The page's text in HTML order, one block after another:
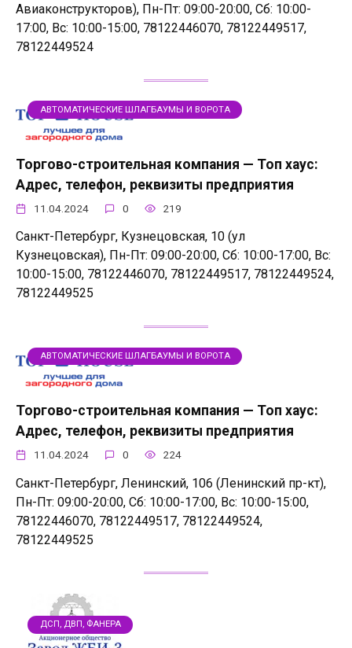
Авиаконструкторов), Пн-Пт: 09:00-20:00, Сб: 10:00-
17:00, Вс: 10:00-15:00, 78122446070, 78122449517,
78122449524
АВТОМАТИЧЕСКИЕ ШЛАГБАУМЫ И ВОРОТА
Торгово-строительная компания — Топ хаус:
Адрес, телефон, реквизиты предприятия
11.04.2024 0 219
Санкт-Петербург, Кузнецовская, 10 (ул
Кузнецовская), Пн-Пт: 09:00-20:00, Сб: 10:00-17:00, Вс:
10:00-15:00, 78122446070, 78122449517, 78122449524,
78122449525
АВТОМАТИЧЕСКИЕ ШЛАГБАУМЫ И ВОРОТА
Торгово-строительная компания — Топ хаус:
Адрес, телефон, реквизиты предприятия
11.04.2024 0 224
Санкт-Петербург, Ленинский, 106 (Ленинский пр-кт),
Пн-Пт: 09:00-20:00, Сб: 10:00-17:00, Вс: 10:00-15:00,
78122446070, 78122449517, 78122449524,
78122449525
ДСП, ДВП, ФАНЕРА